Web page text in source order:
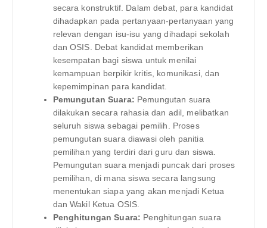
secara konstruktif. Dalam debat, para kandidat
dihadapkan pada pertanyaan-pertanyaan yang
relevan dengan isu-isu yang dihadapi sekolah
dan OSIS. Debat kandidat memberikan
kesempatan bagi siswa untuk menilai
kemampuan berpikir kritis, komunikasi, dan
kepemimpinan para kandidat.
Pemungutan Suara: Pemungutan suara
dilakukan secara rahasia dan adil, melibatkan
seluruh siswa sebagai pemilih. Proses
pemungutan suara diawasi oleh panitia
pemilihan yang terdiri dari guru dan siswa.
Pemungutan suara menjadi puncak dari proses
pemilihan, di mana siswa secara langsung
menentukan siapa yang akan menjadi Ketua
dan Wakil Ketua OSIS.
Penghitungan Suara: Penghitungan suara